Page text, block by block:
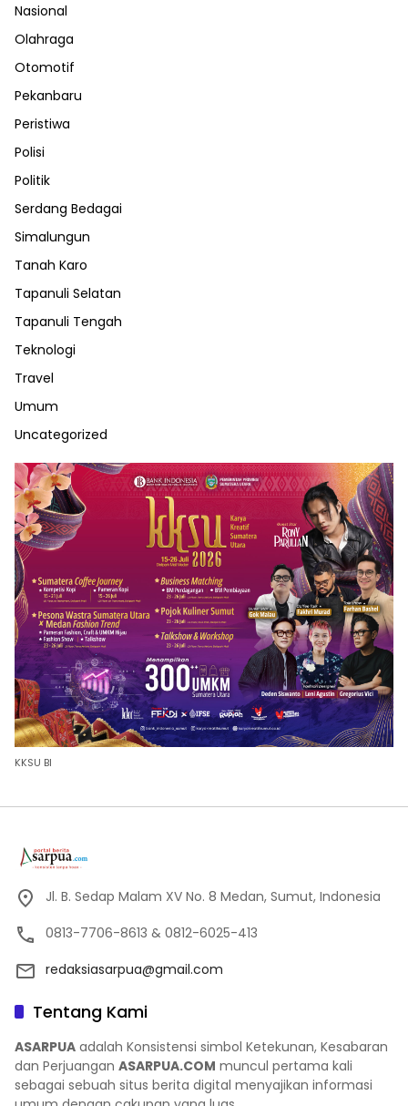
Nasional
Olahraga
Otomotif
Pekanbaru
Peristiwa
Polisi
Politik
Serdang Bedagai
Simalungun
Tanah Karo
Tapanuli Selatan
Tapanuli Tengah
Teknologi
Travel
Umum
Uncategorized
KKSU BI
Jl. B. Sedap Malam XV No. 8 Medan, Sumut, Indonesia
0813-7706-8613 & 0812-6025-413
redaksiasarpua@gmail.com
Tentang Kami
ASARPUA adalah Konsistensi simbol Ketekunan, Kesabaran
dan Perjuangan ASARPUA.COM muncul pertama kali
sebagai sebuah situs berita digital menyajikan informasi